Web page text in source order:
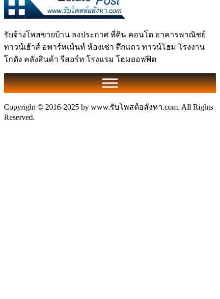
รับจ้างโพสขายบ้าน ลงประกาศ ที่ดิน คอนโด อาคารพาณิชย์
ทาวน์เฮ้าส์ อพาร์ทเม้นท์ ห้องเช่า ตึกแถว ทาวน์โฮม โรงงาน
โกดัง คลังสินค้า รีสอร์ท โรงแรม โฮมออฟฟิต
Copyright © 2016-2025 by www.รับโพสต์อสังหา.com. All Rights
Reserved.